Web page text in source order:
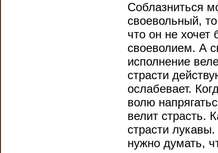
Соблазниться
своевольный,
что он не хочет
своеволием. А
исполнение
страсти
ослабевает.
волю
велит страсть.
страсти
нужно думать,